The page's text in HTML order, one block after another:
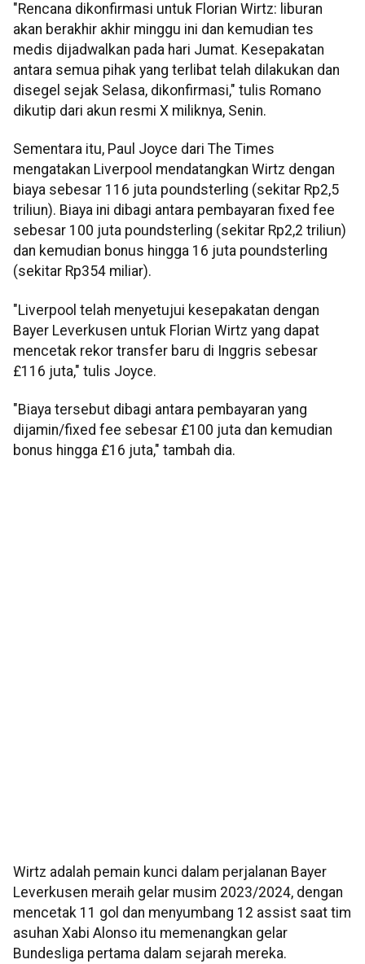
"Rencana dikonfirmasi untuk Florian Wirtz: liburan
akan berakhir akhir minggu ini dan kemudian tes
medis dijadwalkan pada hari Jumat. Kesepakatan
antara semua pihak yang terlibat telah dilakukan dan
disegel sejak Selasa, dikonfirmasi," tulis Romano
dikutip dari akun resmi X miliknya, Senin.
Sementara itu, Paul Joyce dari The Times
mengatakan Liverpool mendatangkan Wirtz dengan
biaya sebesar 116 juta poundsterling (sekitar Rp2,5
triliun). Biaya ini dibagi antara pembayaran fixed fee
sebesar 100 juta poundsterling (sekitar Rp2,2 triliun)
dan kemudian bonus hingga 16 juta poundsterling
(sekitar Rp354 miliar).
"Liverpool telah menyetujui kesepakatan dengan
Bayer Leverkusen untuk Florian Wirtz yang dapat
mencetak rekor transfer baru di Inggris sebesar
£116 juta," tulis Joyce.
"Biaya tersebut dibagi antara pembayaran yang
dijamin/fixed fee sebesar £100 juta dan kemudian
bonus hingga £16 juta," tambah dia.
Wirtz adalah pemain kunci dalam perjalanan Bayer
Leverkusen meraih gelar musim 2023/2024, dengan
mencetak 11 gol dan menyumbang 12 assist saat tim
asuhan Xabi Alonso itu memenangkan gelar
Bundesliga pertama dalam sejarah mereka.